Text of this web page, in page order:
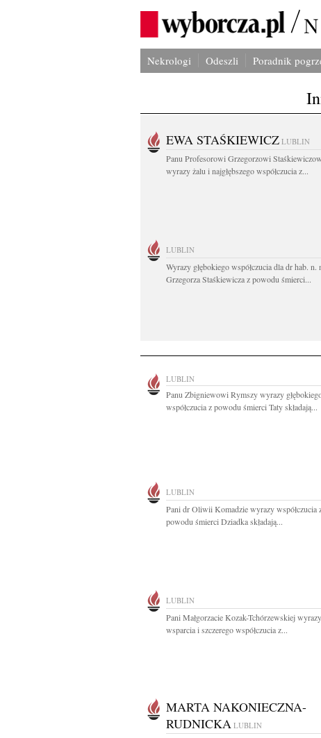
Nekrologi Odeszli Poradnik
EWA STAŚKIEWICZ LUBLIN
Panu Profesorowi Grzegorzowi
wyrazy żalu i najgłębszego współczucia z...
LUBLIN
Wyrazy głębokiego współczucia dla dr hab. n.
Grzegorza Staśkiewicza z powodu śmierci...
LUBLIN
Panu Zbigniewowi Rymszy wyrazy
współczucia z powodu śmierci Taty składają...
LUBLIN
Pani dr Oliwii Komadzie wyrazy współczucia
powodu śmierci Dziadka składają...
LUBLIN
Pani Małgorzacie Kozak-Tchórzewskiej wyrazy
wsparcia i szczerego współczucia z...
MARTA NAKONIECZNA-
RUDNICKA LUBLIN